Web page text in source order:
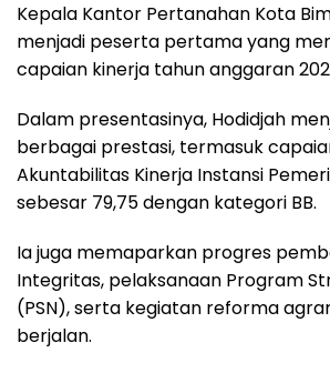
Kepala Kantor Pertanahan Kota
menjadi peserta pertama yang
capaian kinerja tahun anggaran
Dalam presentasinya, Hodidjah
berbagai prestasi, termasuk
Akuntabilitas Kinerja Instansi
sebesar 79,75 dengan kategori BB.
Ia juga memaparkan progres
Integritas, pelaksanaan Program
(PSN), serta kegiatan reforma
berjalan.